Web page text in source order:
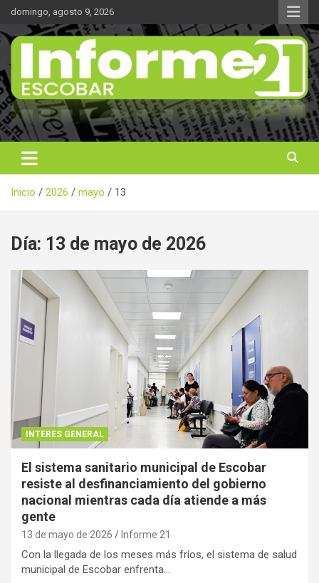
Saltar
contenido
domingo, agosto 9, 2026
Informe 21
Noticas reales
Inicio 2026 mayo 13
Día: 13 de mayo de 2026
INTERES GENERAL
El sistema sanitario municipal de Escobar
resiste al desfinanciamiento del gobierno
nacional mientras cada día atiende a más
gente
13 de mayo de 2026 Informe 21
Con la llegada de los meses más fríos, el sistema de salud
municipal de Escobar enfrenta…